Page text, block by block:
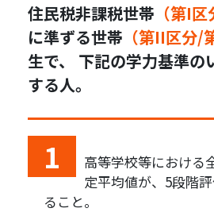
住民税非課税世帯 （第I区
に準ずる世帯 （第II区分/
生で、 下記の学力基準の
する人。
1
高等学校等における
定平均値が、5段階
ること。